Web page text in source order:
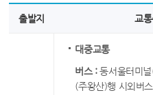
출발지 교
대중교통
버스 :동서울터미
(주왕산)행 시외버